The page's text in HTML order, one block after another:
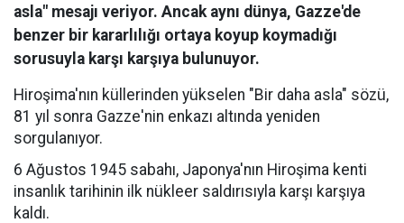
asla" mesajı veriyor. Ancak aynı dünya, Gazze'de
benzer bir kararlılığı ortaya koyup koymadığı
sorusuyla karşı karşıya bulunuyor.
Hiroşima'nın küllerinden yükselen "Bir daha asla" sözü,
81 yıl sonra Gazze'nin enkazı altında yeniden
sorgulanıyor.
6 Ağustos 1945 sabahı, Japonya'nın Hiroşima kenti
insanlık tarihinin ilk nükleer saldırısıyla karşı karşıya
kaldı.